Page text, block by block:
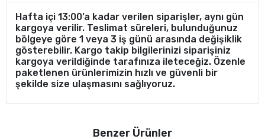
Hafta içi 13:00’a kadar verilen siparişler, aynı gün
kargoya verilir. Teslimat süreleri, bulunduğunuz
bölgeye göre 1 veya 3 iş günü arasında değişiklik
gösterebilir. Kargo takip bilgilerinizi siparişiniz
kargoya verildiğinde tarafınıza ileteceğiz. Özenle
paketlenen ürünlerimizin hızlı ve güvenli bir
şekilde size ulaşmasını sağlıyoruz.
Benzer Ürünler